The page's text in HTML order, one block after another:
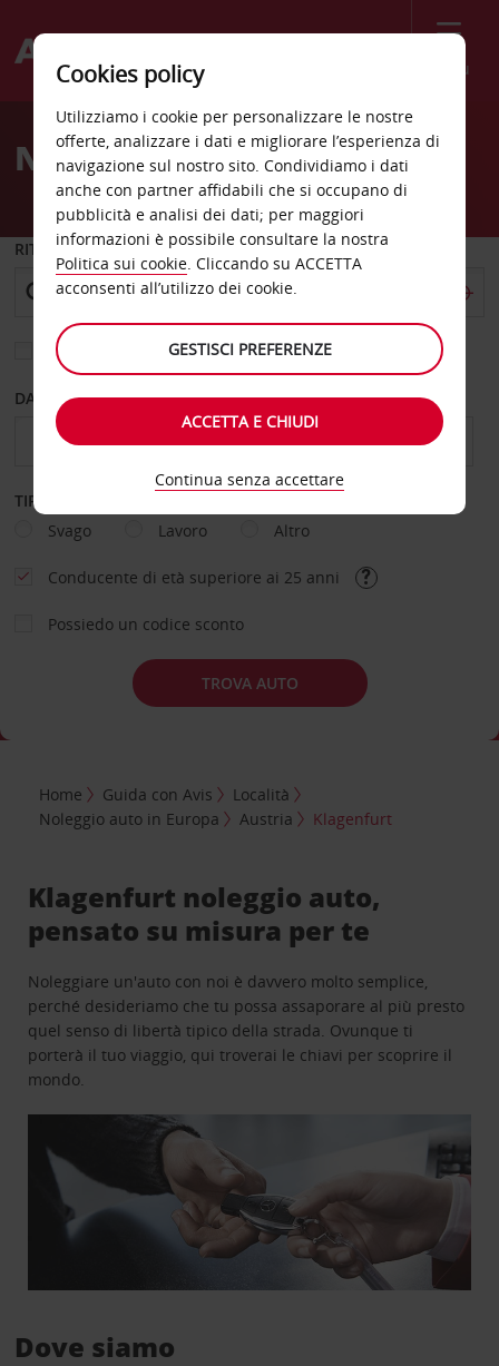
Menù
Welcome
AvisNoleggio auto Klagenfurt
RITIRO DA
Scegli una località di riconsegna diversa
DAL GIORNO AL GIORNO
TIPOLOGIA DI NOLEGGIO
Svago
Lavoro Altro
Conducente di età superiore ai 25 anni
Possiedo un codice sconto
TROVA AUTO
Home Guida con Avis
Località
Noleggio auto in Europa
Austria Klagenfurt
Klagenfurt noleggio auto,
pensato su misura per te
Noleggiare un'auto con noi è davvero molto semplice,
perché desideriamo che tu possa assaporare al più presto
quel senso di libertà tipico della strada. Ovunque ti
porterà il tuo viaggio, qui troverai le chiavi per scoprire il
mondo.
Dove siamo
Cookies policy
Utilizziamo i cookie per personalizzare le nostre
offerte, analizzare i dati e migliorare l’esperienza di
navigazione sul nostro sito. Condividiamo i dati
anche con partner affidabili che si occupano di
pubblicità e analisi dei dati; per maggiori
informazioni è possibile consultare la nostra
Politica sui cookie. Cliccando su ACCETTA
acconsenti all’utilizzo dei cookie.
GESTISCI PREFERENZE
ACCETTA E CHIUDI
Continua senza accettare